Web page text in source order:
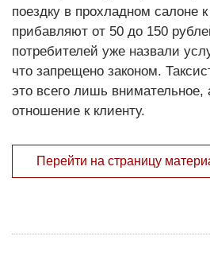
поездку в прохладном салоне
прибавляют от 50 до 150
потребителей уже назвали
что запрещено законом.
это всего лишь внимательное,
отношение к клиенту.
Перейти на страницу